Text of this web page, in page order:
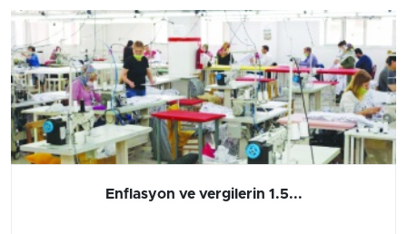
Enflasyon ve vergilerin 1.5...